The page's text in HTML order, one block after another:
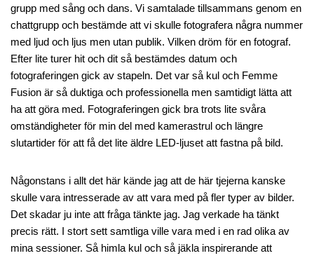
grupp med sång och dans. Vi samtalade tillsammans genom en
chattgrupp och bestämde att vi skulle fotografera några nummer
med ljud och ljus men utan publik. Vilken dröm för en fotograf.
Efter lite turer hit och dit så bestämdes datum och
fotograferingen gick av stapeln. Det var så kul och Femme
Fusion är så duktiga och professionella men samtidigt lätta att
ha att göra med. Fotograferingen gick bra trots lite svåra
omständigheter för min del med kamerastrul och längre
slutartider för att få det lite äldre LED-ljuset att fastna på bild.
Någonstans i allt det här kände jag att de här tjejerna kanske
skulle vara intresserade av att vara med på fler typer av bilder.
Det skadar ju inte att fråga tänkte jag. Jag verkade ha tänkt
precis rätt. I stort sett samtliga ville vara med i en rad olika av
mina sessioner. Så himla kul och så jäkla inspirerande att